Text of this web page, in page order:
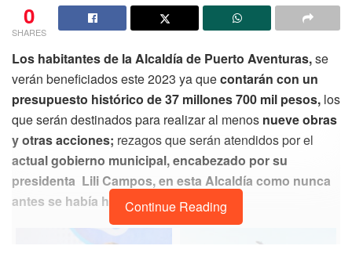
0
SHARES
Los habitantes de la Alcaldía de Puerto Aventuras,se
verán beneficiados este 2023 ya quecontarán con un
presupuesto histórico de 37 millones 700 mil pesos, los
que serán destinados para realizar al menos nueve obras
y otras acciones; rezagos que serán atendidos por el
actual gobierno municipal, encabezado por su
presidenta Lili Campos, en esta Alcaldía como nunca
antes se había hecho.Continue Reading